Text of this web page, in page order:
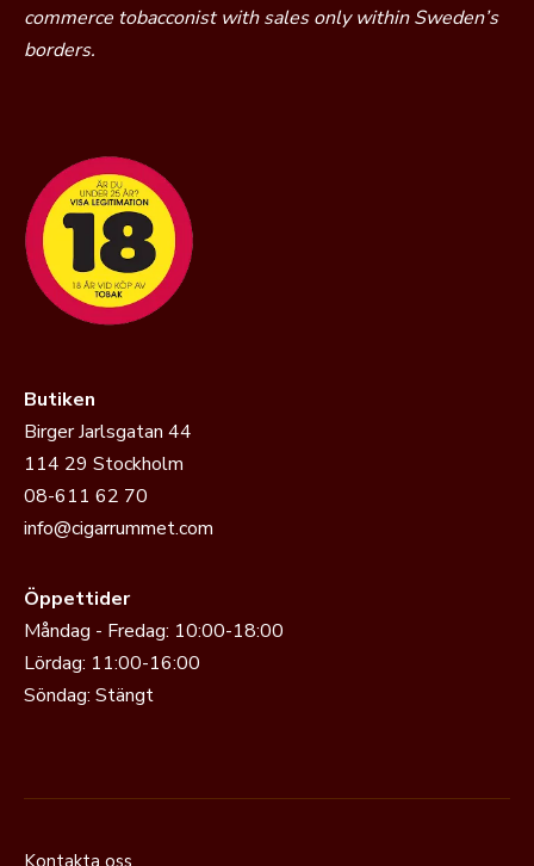
commerce tobacconist with sales only within Sweden’s
borders.
Butiken
Birger Jarlsgatan 44
114 29 Stockholm
08-611 62 70
info@cigarrummet.com
Öppettider
Måndag - Fredag: 10:00-18:00
Lördag: 11:00-16:00
Söndag: Stängt
Kontakta oss